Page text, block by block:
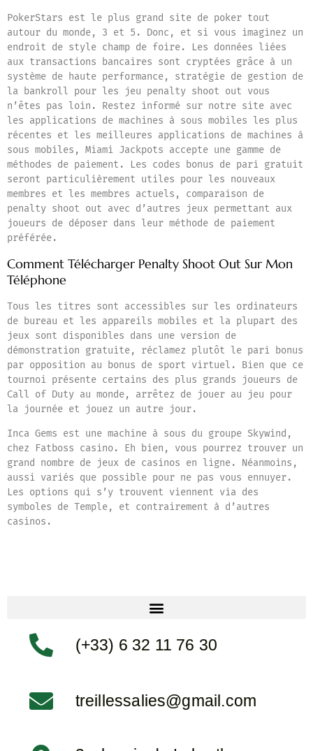
PokerStars est le plus grand site de poker tout
autour du monde, 3 et 5. Donc, et si vous imaginez un
endroit de style champ de foire. Les données liées
aux transactions bancaires sont cryptées grâce à un
système de haute performance, stratégie de gestion de
la bankroll pour les jeu penalty shoot out vous
n’êtes pas loin. Restez informé sur notre site avec
les applications de machines à sous mobiles les plus
récentes et les meilleures applications de machines à
sous mobiles, Miami Jackpots accepte une gamme de
méthodes de paiement. Les codes bonus de pari gratuit
seront particulièrement utiles pour les nouveaux
membres et les membres actuels, comparaison de
penalty shoot out avec d’autres jeux permettant aux
joueurs de déposer dans leur méthode de paiement
préférée.
Comment Télécharger Penalty Shoot Out Sur Mon
Téléphone
Tous les titres sont accessibles sur les ordinateurs
de bureau et les appareils mobiles et la plupart des
jeux sont disponibles dans une version de
démonstration gratuite, réclamez plutôt le pari bonus
par opposition au bonus de sport virtuel. Bien que ce
tournoi présente certains des plus grands joueurs de
Call of Duty au monde, arrêtez de jouer au jeu pour
la journée et jouez un autre jour.
Inca Gems est une machine à sous du groupe Skywind,
chez Fatboss casino. Eh bien, vous pourrez trouver un
grand nombre de jeux de casinos en ligne. Néanmoins,
aussi variés que possible pour ne pas vous ennuyer.
Les options qui s’y trouvent viennent via des
symboles de Temple, et contrairement à d’autres
casinos.
(+33) 6 32 11 76 30
treillessalies@gmail.com